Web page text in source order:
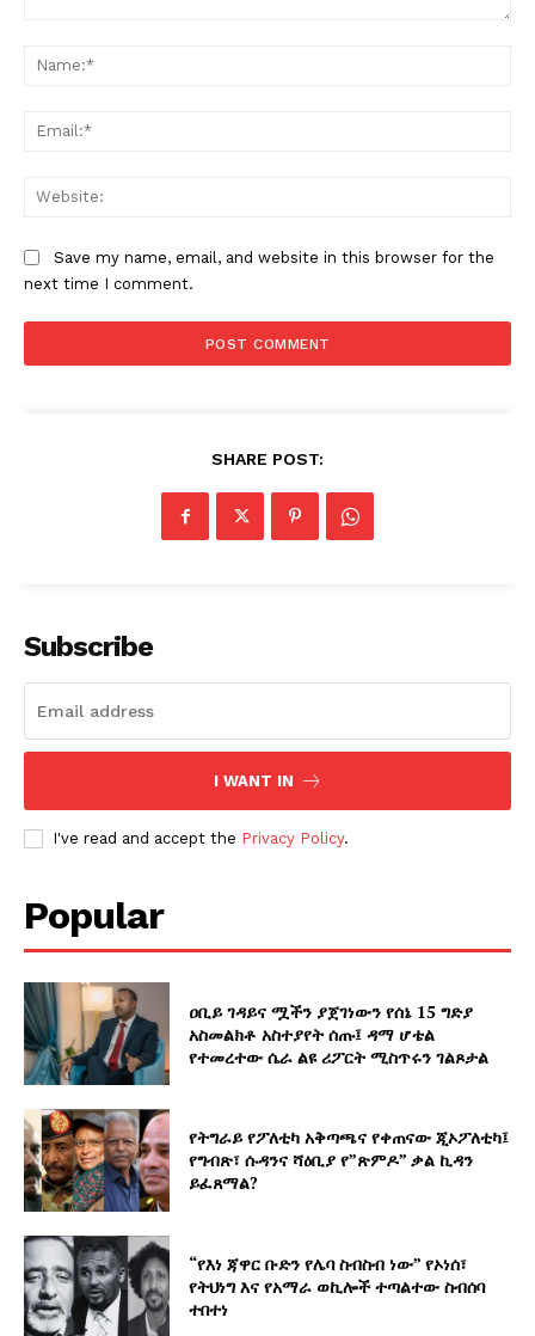
Save my name, email, and website in this browser for the
next time I comment.
SHARE POST:
Subscribe
I WANT IN
I've read and accept the Privacy Policy.
Popular
ዐቢይ ገዳይና ሟችን ያጀገነውን የሰኔ 15 ግድያ
አስመልክቶ አስተያየት ሰጡ፤ ዳማ ሆቴል
የተመረተው ሴራ ልዩ ሪፖርት ሚስጥሩን ገልጾታል
የትግራይ የፖለቲካ አቅጣጫና የቀጠናው ጂኦፖለቲካ፤
የግብጽ፣ ሱዳንና ሻዕቢያ የ”ጽምዶ” ቃል ኪዳን
ይፈጸማል?
“የእነ ጃዋር ቡድን የሌባ ስብስብ ነው” የኦነሰ፣
የትህነግ እና የአማራ ወኪሎች ተጣልተው ስብሰባ
ተበተነ